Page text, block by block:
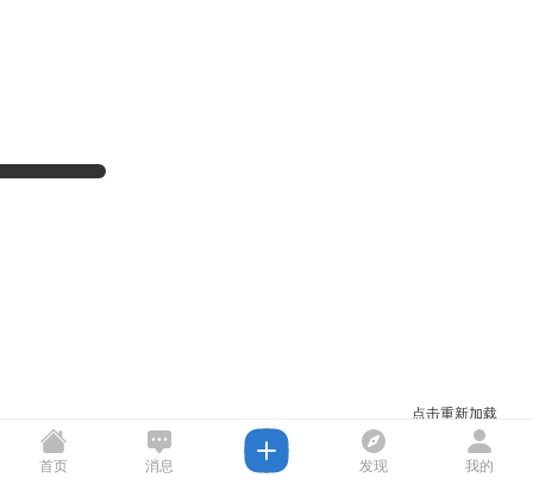
点击重新加载
首页 消息 发现 我的